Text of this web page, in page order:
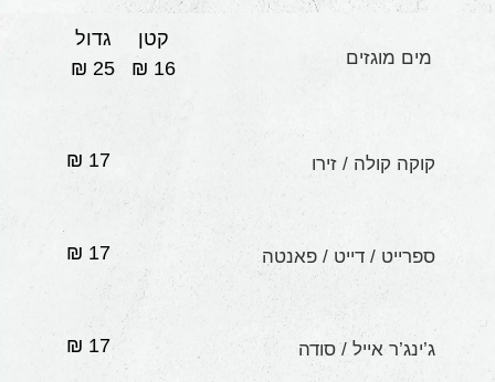
מים מוגזים
גדול
25 ₪
קטן
16
₪
קוקה קולה / זירו 17 ₪
ספרייט / דייט / פאנטה 17 ₪
ג’ינג’ר אייל / סודה 17 ₪